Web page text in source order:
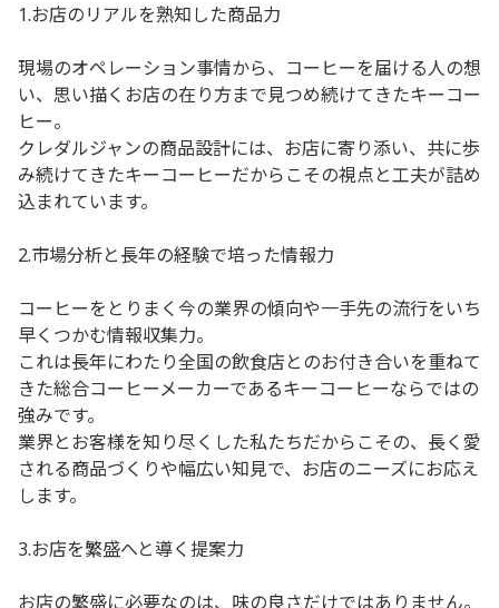
1.お店のリアルを熟知した商品力
現場のオペレーション事情から、コーヒーを届ける人の想
い、思い描くお店の在り方まで見つめ続けてきたキーコー
ヒー。
クレダルジャンの商品設計には、お店に寄り添い、共に歩
み続けてきたキーコーヒーだからこその視点と工夫が詰め
込まれています。
2.市場分析と長年の経験で培った情報力
コーヒーをとりまく今の業界の傾向や一手先の流行をいち
早くつかむ情報収集力。
これは長年にわたり全国の飲食店とのお付き合いを重ねて
きた総合コーヒーメーカーであるキーコーヒーならではの
強みです。
業界とお客様を知り尽くした私たちだからこその、長く愛
される商品づくりや幅広い知見で、お店のニーズにお応え
します。
3.お店を繁盛へと導く提案力
お店の繁盛に必要なのは、味の良さだけではありません。